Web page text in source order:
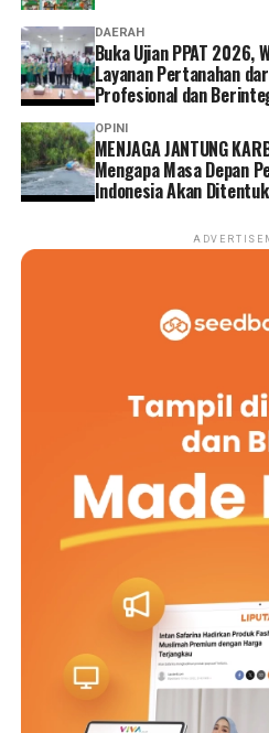
DAERAH
Buka Ujian PPAT 2026,
Layanan Pertanahan
Profesional dan
OPINI
MENJAGA JANTUNG
Mengapa Masa Depan
Indonesia Akan